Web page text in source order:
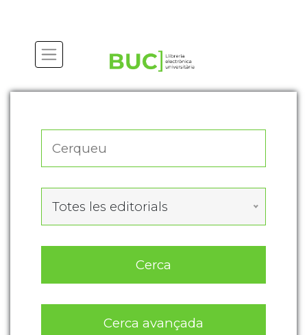
Totes les editorials
Cerca
Cerca avançada